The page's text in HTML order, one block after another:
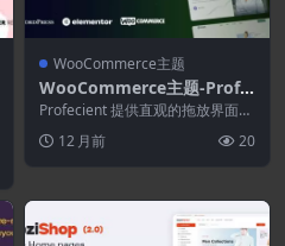
WooCommerce主题
WooCommerce主题-Profe
cient 1.1.3–多用途Element
or商务&WooCommerce W
ordPress主题
Profecient 提供直观的拖放界面，
款多用途...
12 月前 20